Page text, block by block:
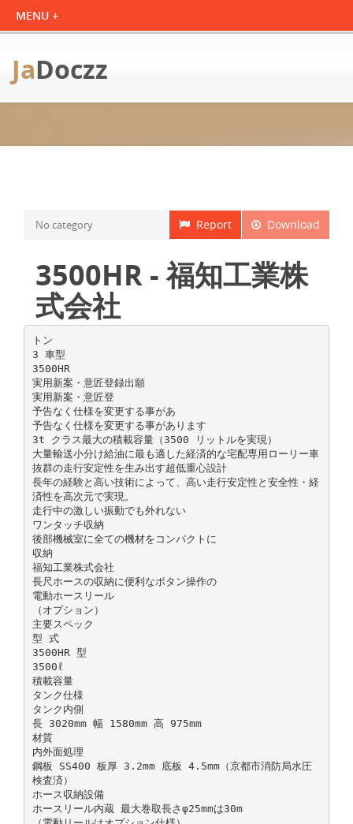
JaDoczz
Download
Report
No category
3500HR - 福知工業株
式会社
トン
3 車型
3500HR
実用新案・意匠登録出願
実用新案・意匠登
予告なく仕様を変更する事があ
予告なく仕様を変更する事があります
3t クラス最大の積載容量（3500 リットルを実現）
大量輸送小分け給油に最も適した経済的な宅配専用ローリー車
抜群の走行安定性を生み出す超低重心設計
長年の経験と高い技術によって、高い走行安定性と安全性・経
済性を高次元で実現。
走行中の激しい振動でも外れない
ワンタッチ収納
後部機械室に全ての機材をコンパクトに
収納
福知工業株式会社
長尺ホースの収納に便利なボタン操作の
電動ホースリール
（オプション）
主要スペック
型 式
3500HR 型
3500ℓ
積載容量
タンク仕様
タンク内側
長 3020mm 幅 1580mm 高 975mm
材質
内外面処理
鋼板 SS400 板厚 3.2mm 底板 4.5mm（京都市消防局水圧
検査済）
ホース収納設備
ホースリール内蔵 最大巻取長さφ25mmは30m